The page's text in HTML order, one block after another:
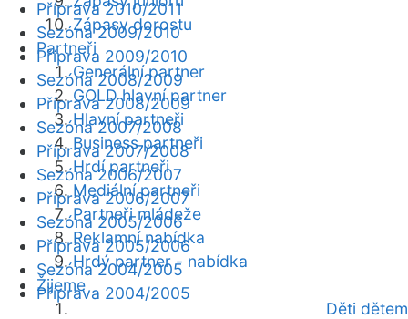
Zápasy dorostu
Partneři
Generální partner
GOLD hlavní partner
Hlavní partneři
Business partneři
Hrdí partneři
Mediální partneři
Partneři mládeže
Reklamní nabídka
Hrdý partner - nabídka
Žijeme
Děti dětem
Příprava 2010/2011
Sezóna 2009/2010
Příprava 2009/2010
Sezóna 2008/2009
Příprava 2008/2009
Sezóna 2007/2008
Příprava 2007/2008
Sezóna 2006/2007
Příprava 2006/2007
Sezóna 2005/2006
Příprava 2005/2006
Sezóna 2004/2005
Příprava 2004/2005